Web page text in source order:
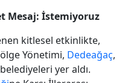
Mesaj: İstemiyoruz
kitlesel etkinlikte,
Yönetimi, Dedeağaç,
yer aldı.